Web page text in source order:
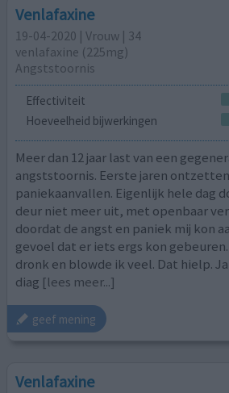
Venlafaxine
19-04-2020 | Vrouw | 34
venlafaxine (225mg)
Angststoornis
Effectiviteit
Hoeveelheid bijwerkingen
Meer dan 12 jaar last van een
angststoornis. Eerste jaren
paniekaanvallen. Eigenlijk hele dag
deur niet meer uit, met openbaar
doordat de angst en paniek mij kon
gevoel dat er iets ergs kon
dronk en blowde ik veel. Dat hielp.
diag [lees meer...]
geef mening
Venlafaxine